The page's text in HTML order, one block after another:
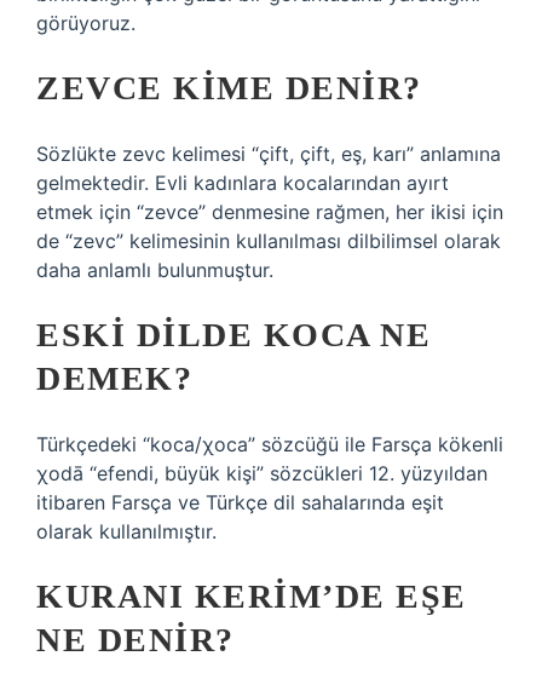
görüyoruz.
ZEVCE KIME DENIR?
Sözlükte zevc kelimesi “çift, çift, eş, karı” anlamına
gelmektedir. Evli kadınlara kocalarından ayırt
etmek için “zevce” denmesine rağmen, her ikisi için
de “zevc” kelimesinin kullanılması dilbilimsel olarak
daha anlamlı bulunmuştur.
ESKI DILDE KOCA NE
DEMEK?
Türkçedeki “koca/χoca” sözcüğü ile Farsça kökenli
χodā “efendi, büyük kişi” sözcükleri 12. yüzyıldan
itibaren Farsça ve Türkçe dil sahalarında eşit
olarak kullanılmıştır.
KURANI KERIM’DE EŞE
NE DENIR?